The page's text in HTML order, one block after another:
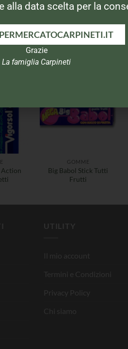
GOMME
Big Babol Stick Tutti
Frutti
UTILITY
Il mio account
Termini e Condizioni
Privacy Policy
Chi siamo
alla data scelta per la
Grazie
La famiglia Carpineti